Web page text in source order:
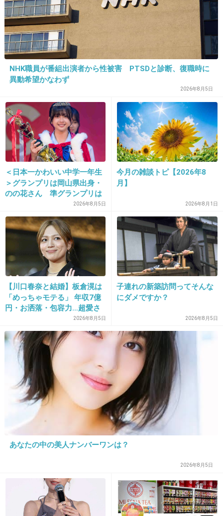
23. 匿名2013/04/30(火) 16:11:48
＞15
入りそうだな。
朋ちゃんは応援したいけど、なんかな、、
24. 匿名 2013/04/30(火) 16:12:27
＞18
小室よりもカバーじゃんwww
2013/04/30(火) 16:13:04
昔から上手かったけど、さらに芯のある歌声に
なったように思います。
応援してます。
26. 匿名 2013/04/30(火) 16:16:19
また元気に歌ってる姿が見られて本当に嬉しい
出典：girlschannel.net
+61
全力で応援。
+40 -14
NHK職員が番組出演者から性被害 PTSDと診断、復職時に
異動希望かなわず
2026年8月5日
＜日本一かわいい中学一年生
＞グランプリは岡山県出身・
のの花さん 準グランプリは
徳島県出身・つむぎさん2026年8月5日
今月の雑談トピ【2026年8
月】
2026年8月1日
【川口春奈と結婚】板倉滉は
「めっちゃモテる」 年収7億
円・お洒落・包容力…超愛さ
2026年8月5日
子連れの新築訪問ってそんな
にダメですか？
2026年8月5日
あなたの中の美人ナンバーワンは？
2026年8月5日